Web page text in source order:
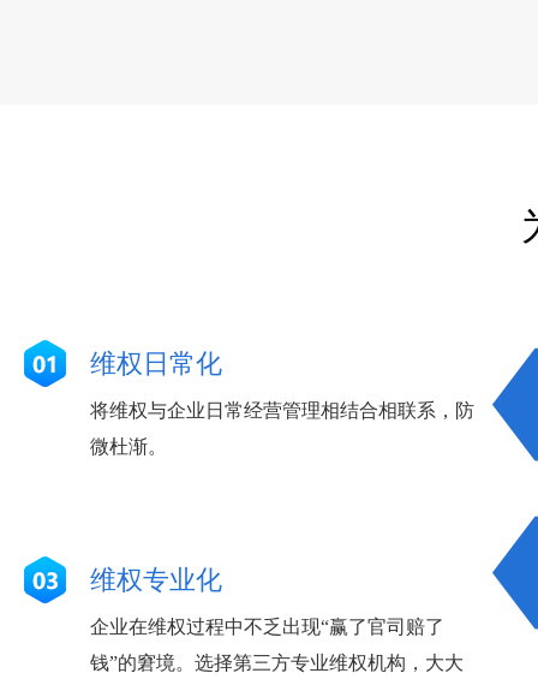
维权日常化
将维权与企业日常经营管理相结合相联系，防
微杜渐。
维权专业化
企业在维权过程中不乏出现“赢了官司赔了
钱”的窘境。选择第三方专业维权机构，大大